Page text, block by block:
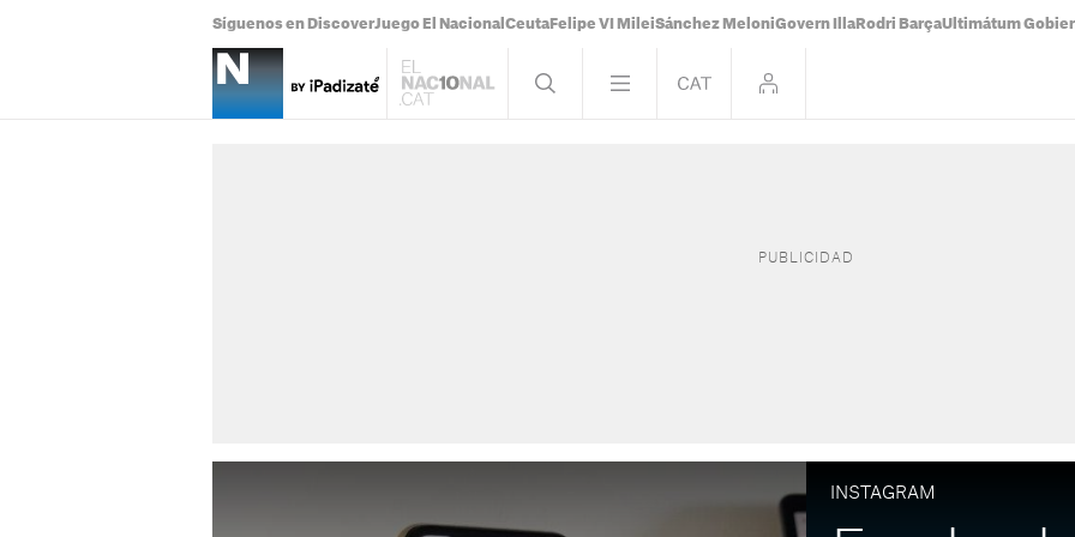
Síguenos en DiscoverJuego El Nacional Ceuta Felipe VI MileiSánchez MeloniGovern Illa Rodri BarçaUltimátum
INSTAGRAM